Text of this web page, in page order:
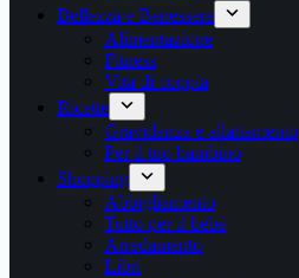
Bellezza e Benessere
Alimentazione
Fitness
Vita di coppia
Ricette
Gravidanza e allattamento
Per il tuo bambino
Shopping
Abbigliamento
Tutto per il bebè
Arredamento
Libri